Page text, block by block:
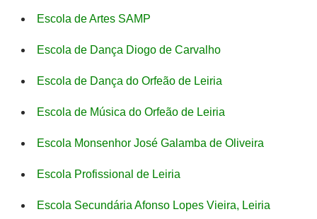
Escola de Artes SAMP
Escola de Dança Diogo de Carvalho
Escola de Dança do Orfeão de Leiria
Escola de Música do Orfeão de Leiria
Escola Monsenhor José Galamba de Oliveira
Escola Profissional de Leiria
Escola Secundária Afonso Lopes Vieira, Leiria